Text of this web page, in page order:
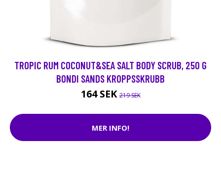
TROPIC RUM COCONUT&SEA SALT BODY SCRUB, 250 G
BONDI SANDS KROPPSSKRUBB
164 SEK219 SEK
MER INFO!